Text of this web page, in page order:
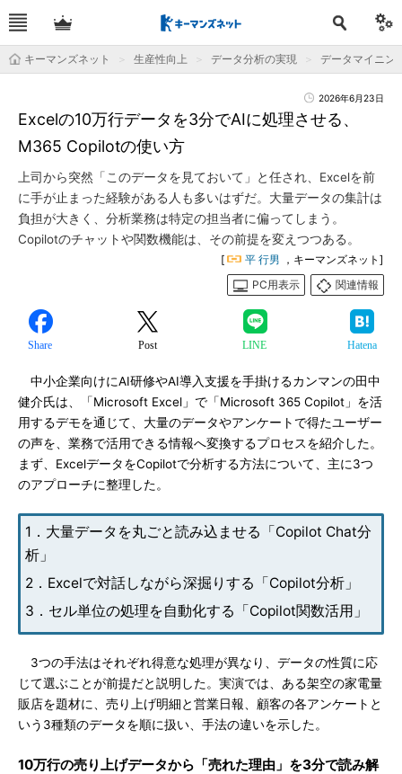
キーマンズネット 生産性向上 データ分析の実現 データマイニン
2026年6月23日
Excelの10万行データを3分でAIに処理させる、
M365 Copilotの使い方
上司から突然「このデータを見ておいて」と任され、Excelを前
に手が止まった経験がある人も多いはずだ。大量データの集計は
負担が大きく、分析業務は特定の担当者に偏ってしまう。
Copilotのチャットや関数機能は、その前提を変えつつある。
[ 平 行男 ，キーマンズネット]
PC用表示
関連情報
Share Post LINE Hatena
中小企業向けにAI研修やAI導入支援を手掛けるカンマンの田中
健介氏は、「Microsoft Excel」で「Microsoft 365 Copilot」を活
用するデモを通じて、大量のデータやアンケートで得たユーザー
の声を、業務で活用できる情報へ変換するプロセスを紹介した。
まず、ExcelデータをCopilotで分析する方法について、主に3つ
のアプローチに整理した。
1．大量データを丸ごと読み込ませる「Copilot Chat分
析」
2．Excelで対話しながら深掘りする「Copilot分析」
3．セル単位の処理を自動化する「Copilot関数活用」
3つの手法はそれぞれ得意な処理が異なり、データの性質に応
じて選ぶことが前提だと説明した。実演では、ある架空の家電量
販店を題材に、売り上げ明細と営業日報、顧客の各アンケートと
いう3種類のデータを順に扱い、手法の違いを示した。
10万行の売り上げデータから「売れた理由」を3分で読み解